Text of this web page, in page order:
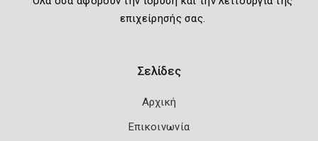
επιχείρησής σας.
Σελίδες
Αρχική
Επικοινωνία